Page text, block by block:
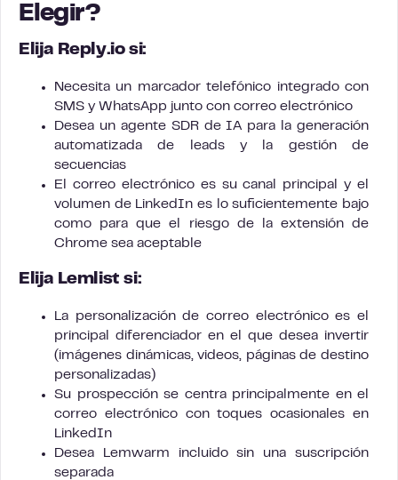
Elegir?
Elija Reply.io si:
Necesita un marcador telefónico integrado con
SMS y WhatsApp junto con correo electrónico
Desea un agente SDR de IA para la generación
automatizada de leads y la gestión de
secuencias
El correo electrónico es su canal principal y el
volumen de LinkedIn es lo suficientemente bajo
como para que el riesgo de la extensión de
Chrome sea aceptable
Elija Lemlist si:
La personalización de correo electrónico es el
principal diferenciador en el que desea invertir
(imágenes dinámicas, videos, páginas de destino
personalizadas)
Su prospección se centra principalmente en el
correo electrónico con toques ocasionales en
LinkedIn
Desea Lemwarm incluido sin una suscripción
separada